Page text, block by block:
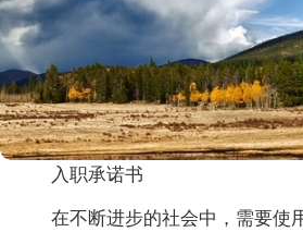
入职承诺书
在不断进步的社会中，需要使